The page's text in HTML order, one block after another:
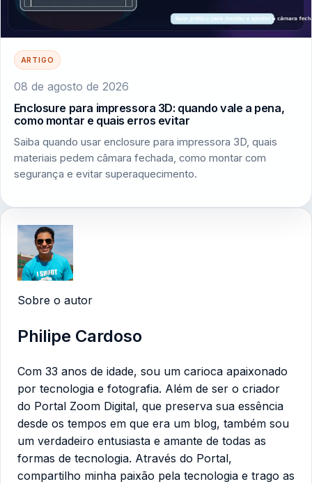
ARTIGO
08 de agosto de 2026
Enclosure para impressora 3D: quando vale a pena,
como montar e quais erros evitar
Saiba quando usar enclosure para impressora 3D, quais
materiais pedem câmara fechada, como montar com
segurança e evitar superaquecimento.
Sobre o autor
Philipe Cardoso
Com 33 anos de idade, sou um carioca apaixonado
por tecnologia e fotografia. Além de ser o criador
do Portal Zoom Digital, que preserva sua essência
desde os tempos em que era um blog, também sou
um verdadeiro entusiasta e amante de todas as
formas de tecnologia. Através do Portal,
compartilho minha paixão pela tecnologia e trago as